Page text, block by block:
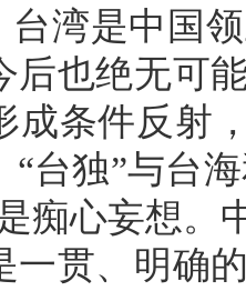
台湾是中国
后也绝无可
成条件反射
“台独”与台
痴心妄想。
一贯、明确